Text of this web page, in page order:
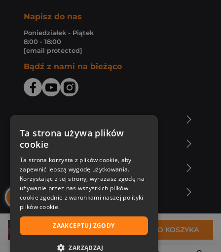
52,99 zł DO KOSZYKA
Napisz do nas
Poniedziałek - Piątek
8:00 - 18:00
[email protected]
Bądź z nami na bieżąco
Zakupy u nas
Nasza oferta
Nasi autorzy
Ta strona używa plików
cookie
Ta strona korzysta z plików cookie, aby
zapewnić lepszą wygodę użytkowania.
Korzystając z tej strony, wyrażasz zgodę na
używanie przez nas wszystkich plików
cookie zgodnie z warunkami naszej polityki
plików cookie.
ZAAKCEPTUJ ZGODY
ZARZĄDZAJ